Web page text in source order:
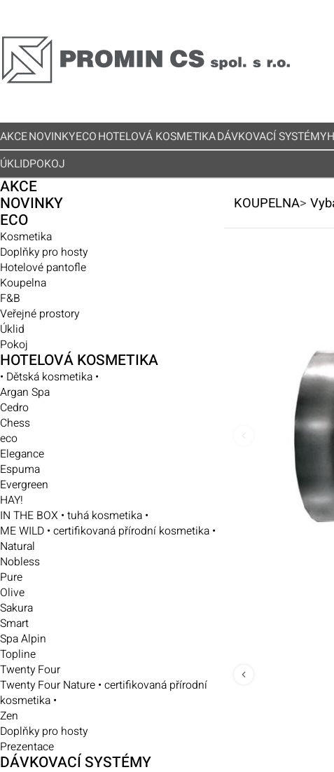
AKCENOVINKYECOHOTELOVÁ KOSMETIKADÁVKOVACÍ SYSTÉMY
ÚKLIDPOKOJ
AKCE
NOVINKY
ECO
Kosmetika
Doplňky pro hosty
Hotelové pantofle
Koupelna
F&B
Veřejné prostory
Úklid
Pokoj
HOTELOVÁ KOSMETIKA
• Dětská kosmetika •
Argan Spa
Cedro
Chess
eco
Elegance
Espuma
Evergreen
HAY!
IN THE BOX • tuhá kosmetika •
ME WILD • certifikovaná přírodní kosmetika •
Natural
Nobless
Pure
Olive
Sakura
Smart
Spa Alpin
Topline
Twenty Four
Twenty Four Nature • certifikovaná přírodní
kosmetika •
Zen
Doplňky pro hosty
Prezentace
DÁVKOVACÍ SYSTÉMY
KOUPELNA>